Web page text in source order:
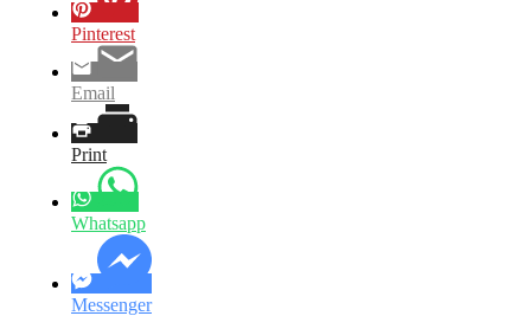
Pinterest
Email
Print
Whatsapp
Messenger